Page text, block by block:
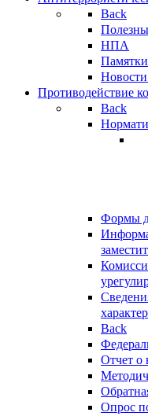
Back
НПА
Памятки
Противодействие
Back
Формы
Back
Отчет о
Опрос